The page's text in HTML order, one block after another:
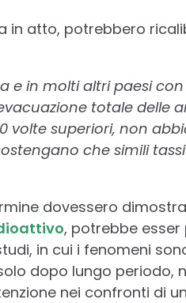
in atto, potrebbero
e in molti altri paesi
totale delle
volte superiori, non
che simili
dovessero
, potrebbe esser
in cui i fenomeni
dopo lungo periodo,
nei confronti di